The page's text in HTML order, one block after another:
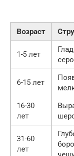
Возраст
1-5 лет
6-15 лет
16-30
лет
31-60
лет